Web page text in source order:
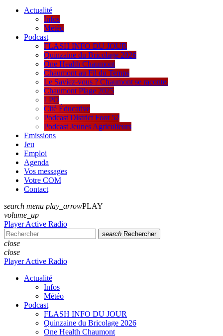
Actualité
Infos
Météo
Podcast
FLASH INFO DU JOUR
Quinzaine du Bricolage 2026
One Health Chaumont
Chaumont au Fil du Temps
Le Saviez-vous ? Chaumont se raconte.
Chaumont Plage 2025
LPO
Cité Éducative
Podcast District Foot 52
Podcast Jeunes Agriculteurs
Emissions
Jeu
Emploi
Agenda
Vos messages
Votre COM
Contact
search menu play_arrowPLAY
volume_up
Player Active Radio
search Rechercher
close
close
Player Active Radio
Actualité
Infos
Météo
Podcast
FLASH INFO DU JOUR
Quinzaine du Bricolage 2026
One Health Chaumont